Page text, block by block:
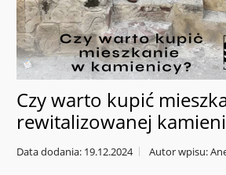
Czy warto kupić
rewitalizowanej
Data dodania: 19.12.2024 Autor wpisu: